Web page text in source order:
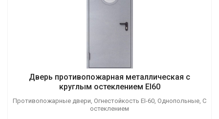
Дверь противопожарная металлическая с
круглым остеклением EI60
Противопожарные двери, Огнестойкость EI-60, Однопольные, С
остеклением